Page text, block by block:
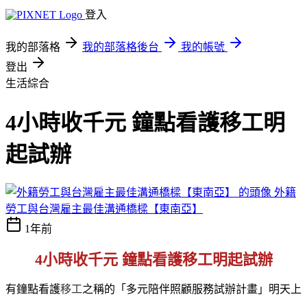
登入
我的部落格 我的部落格後台
我的帳號
登出
生活綜合
4小時收千元 鐘點看護移工明
起試辦
外籍
勞工與台灣雇主最佳溝通橋樑【東南亞】
1年前
4小時收千元 鐘點看護移工明起試辦
有鐘點看護移工之稱的「多元陪伴照顧服務試辦計畫」明天上